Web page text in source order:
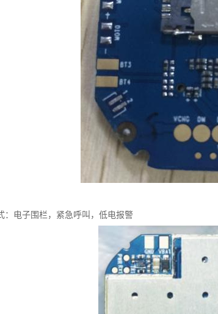
：电子围栏，紧急呼叫，低电报警